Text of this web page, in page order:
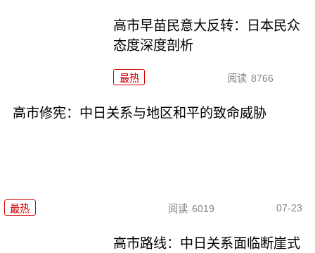
高市早苗民意大反转：日本民众
态度深度剖析
最热 阅读 8766
高市修宪：中日关系与地区和平的致命威胁
最热 阅读 6019 07-23
高市路线：中日关系面临断崖式